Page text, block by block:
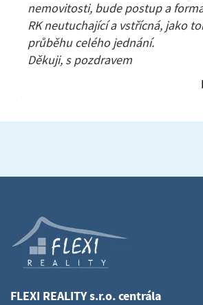
nemovitosti, bude postup a
RK neutuchající a vstřícná, jako
průběhu celého jednání.
Děkuji, s pozdravem
FLEXI REALITY s.r.o. centrála